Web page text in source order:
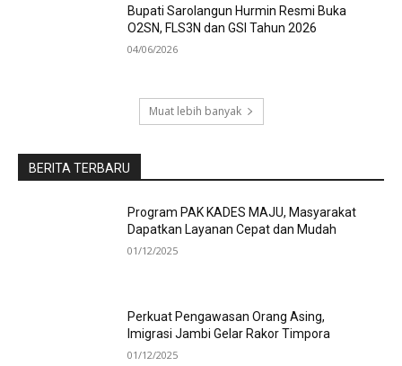
Bupati Sarolangun Hurmin Resmi Buka
O2SN, FLS3N dan GSI Tahun 2026
04/06/2026
Muat lebih banyak
BERITA TERBARU
Program PAK KADES MAJU, Masyarakat
Dapatkan Layanan Cepat dan Mudah
01/12/2025
Perkuat Pengawasan Orang Asing,
Imigrasi Jambi Gelar Rakor Timpora
01/12/2025